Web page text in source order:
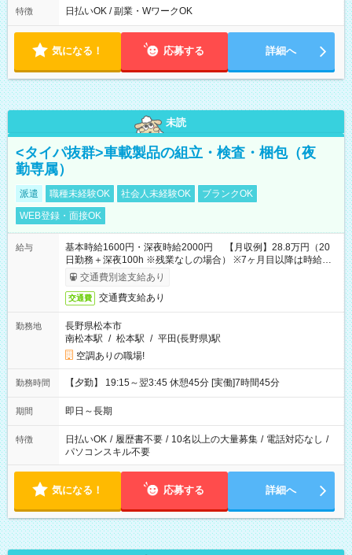
す。 必ず、2名以上での勤務を行いますので、安心して働けま
す。
特徴 日払いOK / 副業・WワークOK
気になる！ 応募する 詳細へ
未読
<タイパ抜群>車載製品の組立・検査・梱包（夜
勤専属）
派遣 職種未経験OK 社会人未経験OK
ブランクOK
WEB登録・面接OK
給与
基本時給1600円・深夜時給2000円 【月収例】28.8万円（20
日勤務＋深夜100h ※残業なしの場合） ※7ヶ月目以降は時給
1230円・深夜時給1538円となります。
交通費別途支給あり
交通費 交通費支給あり
勤務地
長野県松本市
南松本駅 / 松本駅 / 平田(長野県)駅
空調ありの職場!
勤務時間 【夕勤】 19:15～翌3:45 休憩45分 [実働]7時間45分
期間 即日～長期
特徴 日払いOK / 履歴書不要 / 10名以上の大量募集 / 電話対応なし /
パソコンスキル不要
気になる！ 応募する 詳細へ